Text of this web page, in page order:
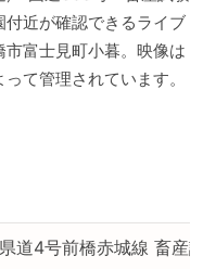
近が確認できるライブ
富士見町小暮。映像は
て管理されています。
道4号前橋赤城線 畜産